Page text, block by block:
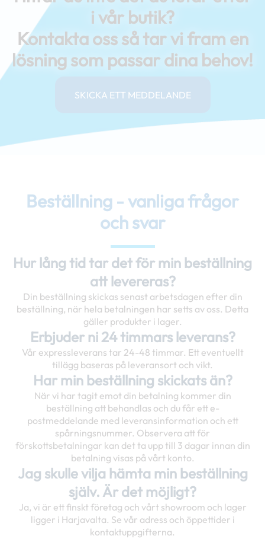
i vår butik?
Kontakta oss så tar vi fram en
lösning som passar dina behov!
SKICKA ETT MEDDELANDE
Beställning - vanliga frågor
och svar
Hur lång tid tar det för min beställning
att levereras?
Din beställning skickas senast arbetsdagen efter din
beställning, när hela betalningen har setts av oss. Detta
gäller produkter i lager.
Erbjuder ni 24 timmars leverans?
Vår expressleverans tar 24-48 timmar. Ett eventuellt
tillägg baseras på leveransort och vikt.
Har min beställning skickats än?
När vi har tagit emot din betalning kommer din
beställning att behandlas och du får ett e-
postmeddelande med leveransinformation och ett
spårningsnummer. Observera att för
förskottsbetalningar kan det ta upp till 3 dagar innan din
betalning visas på vårt konto.
Jag skulle vilja hämta min beställning
själv. Är det möjligt?
Ja, vi är ett finskt företag och vårt showroom och lager
ligger i Harjavalta. Se vår adress och öppettider i
kontaktuppgifterna.